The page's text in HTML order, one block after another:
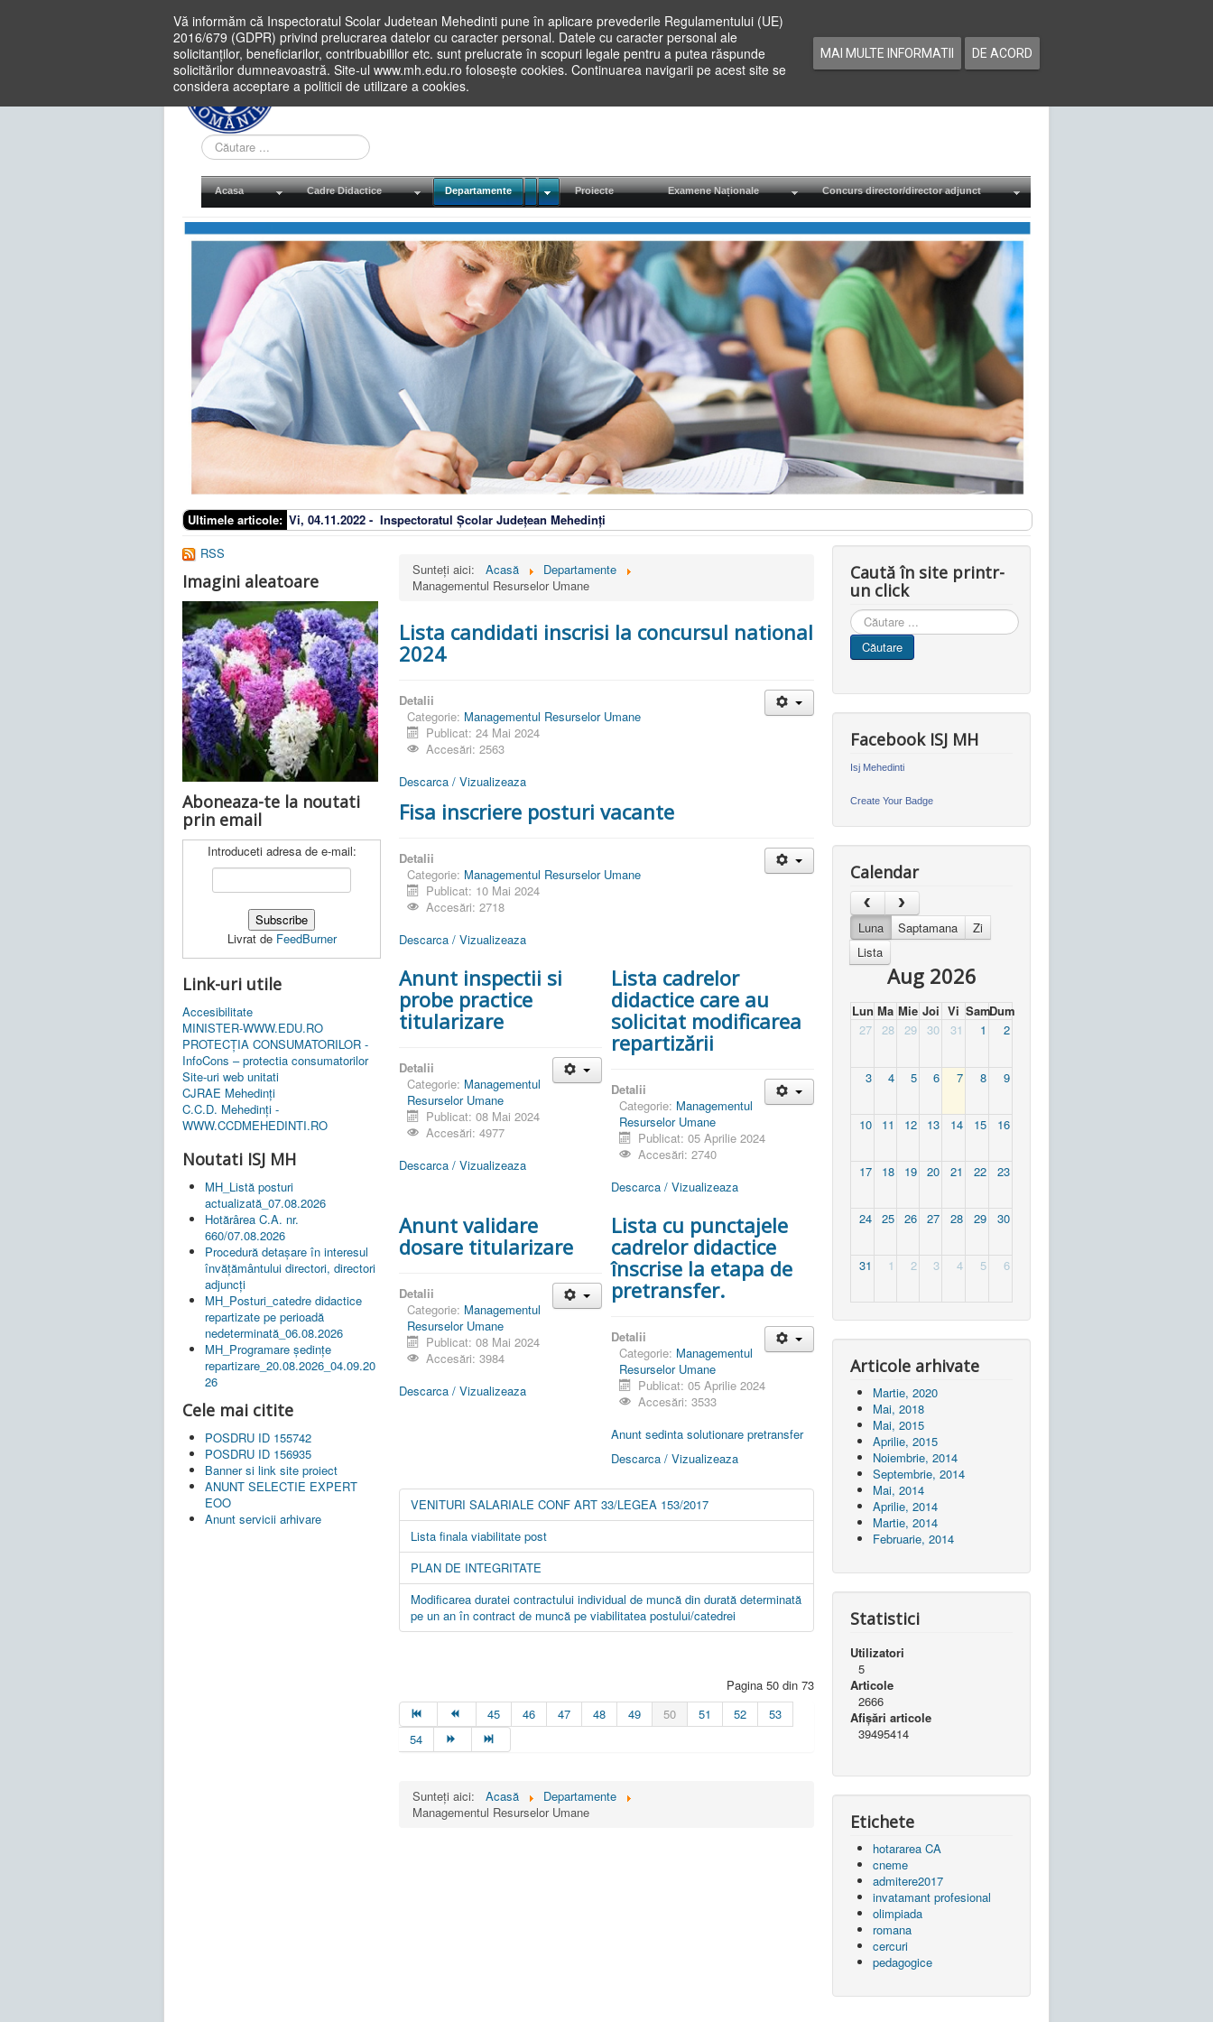
Vă informăm că Inspectoratul Scolar Judetean Mehedinti pune în aplicare prevederile Regulamentului (UE)
2016/679 (GDPR) privind prelucrarea datelor cu caracter personal. Datele cu caracter personal ale
solicitanților, beneficiarilor, contribuabililor etc. sunt prelucrate în scopuri legale pentru a putea răspunde
solicitărilor dumneavoastră. Site-ul www.mh.edu.ro folosește cookies. Continuarea navigarii pe acest site se
considera acceptare a politicii de utilizare a cookies.
MAI MULTE INFORMATII DE ACORD
Cauta
in
site
Acasa Cadre Didactice Departamente Proiecte Examene Naționale Concurs director/director adjunct
Ultimele articole: Vi, 04.11.2022 - Inspectoratul Școlar Județean Mehedinți
RSS
Imagini aleatoare
Aboneaza-te la noutati
prin email
Introduceti adresa de e-mail:
Livrat de FeedBurner
Link-uri utile
Accesibilitate
MINISTER-WWW.EDU.RO
PROTECȚIA CONSUMATORILOR -
InfoCons – protectia consumatorilor
Site-uri web unitati
CJRAE Mehedinți
C.C.D. Mehedinţi -
WWW.CCDMEHEDINTI.RO
Noutati ISJ MH
MH_Listă posturi
actualizată_07.08.2026
Hotărârea C.A. nr.
660/07.08.2026
Procedură detașare în interesul
învățământului directori, directori
adjuncți
MH_Posturi_catedre didactice
repartizate pe perioadă
nedeterminată_06.08.2026
MH_Programare ședințe
repartizare_20.08.2026_04.09.20
26
Cele mai citite
POSDRU ID 155742
POSDRU ID 156935
Banner si link site proiect
ANUNT SELECTIE EXPERT
EOO
Anunt servicii arhivare
Sunteți aici: Acasă
Departamente
Managementul Resurselor Umane
Lista candidati inscrisi la concursul national
2024
Detalii
Categorie: Managementul Resurselor Umane
Publicat: 24 Mai 2024
Accesări: 2563
Descarca / Vizualizeaza
Fisa inscriere posturi vacante
Detalii
Categorie: Managementul Resurselor Umane
Publicat: 10 Mai 2024
Accesări: 2718
Descarca / Vizualizeaza
Anunt inspectii si
probe practice
titularizare
Detalii
Categorie: Managementul
Resurselor Umane
Publicat: 08 Mai 2024
Accesări: 4977
Descarca / Vizualizeaza
Lista cadrelor
didactice care au
solicitat modificarea
repartizării
Detalii
Categorie: Managementul
Resurselor Umane
Publicat: 05 Aprilie 2024
Accesări: 2740
Descarca / Vizualizeaza
Anunt validare
dosare titularizare
Detalii
Categorie: Managementul
Resurselor Umane
Publicat: 08 Mai 2024
Accesări: 3984
Descarca / Vizualizeaza
Lista cu punctajele
cadrelor didactice
înscrise la etapa de
pretransfer.
Detalii
Categorie: Managementul
Resurselor Umane
Publicat: 05 Aprilie 2024
Accesări: 3533
Anunt sedinta solutionare pretransfer
Descarca / Vizualizeaza
VENITURI SALARIALE CONF ART 33/LEGEA 153/2017
Lista finala viabilitate post
PLAN DE INTEGRITATE
Modificarea duratei contractului individual de muncă din durată determinată
pe un an în contract de muncă pe viabilitatea postului/catedrei
Pagina 50 din 73
45
46 47 48 49 50 51 52
53
54
Sunteți aici: Acasă
Departamente
Managementul Resurselor Umane
Caută în site printr-
un click
Cauta
in
site
Căutare
Facebook ISJ MH
Isj Mehedinti
Create Your Badge
Calendar
Luna Saptamana
Zi
Lista
Aug 2026
Lun Ma Mie Joi Vi SamDum
27
28 29 30 31 1 2
3 4 5 6 7 8 9
10 11 12 13 14 15 16
17 18 19 20 21 22 23
24 25 26 27 28 29 30
31 1 2 3 4 5 6
Articole arhivate
Martie, 2020
Mai, 2018
Mai, 2015
Aprilie, 2015
Noiembrie, 2014
Septembrie, 2014
Mai, 2014
Aprilie, 2014
Martie, 2014
Februarie, 2014
Statistici
Utilizatori
5
Articole
2666
Afișări articole
39495414
Etichete
hotararea CA
cneme
admitere2017
invatamant profesional
olimpiada
romana
cercuri
pedagogice